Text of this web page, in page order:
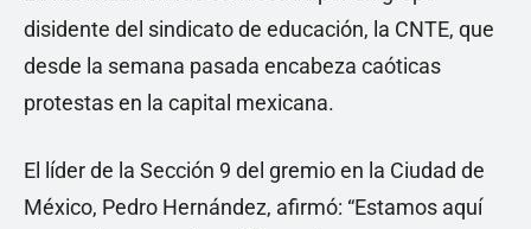
disidente del sindicato de educación, la CNTE, que
desde la semana pasada encabeza caóticas
protestas en la capital mexicana.
El líder de la Sección 9 del gremio en la Ciudad de
México, Pedro Hernández, afirmó: “Estamos aquí